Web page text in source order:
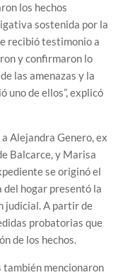
los hechos
sostenida por la
recibió testimonio a
y confirmaron lo
las amenazas y la
uno de ellos”, explicó
Alejandra Genero, ex
Balcarce, y Marisa
se originó el
del hogar presentó la
judicial. A partir de
probatorias que
de los hechos.
también mencionaron